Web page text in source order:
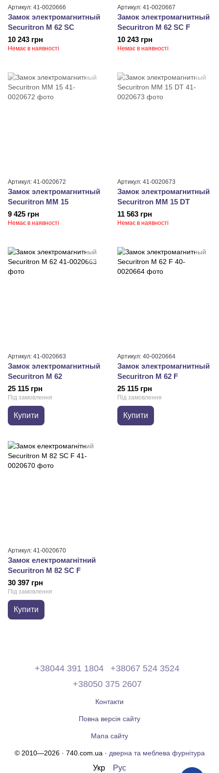
Артикул: 41-0020666
Замок электромагнитный
Securitron M 62 SC
10 243 грн
Немає в наявності
Артикул: 41-0020667
Замок электромагнитный
Securitron M 62 SC F
10 243 грн
Немає в наявності
Артикул: 41-0020672
Замок электромагнитный
Securitron MM 15
9 425 грн
Немає в наявності
Артикул: 41-0020673
Замок электромагнитный
Securitron MM 15 DT
11 563 грн
Немає в наявності
Артикул: 41-0020663
Замок электромагнитный
Securitron M 62
25 115 грн
Під замовлення
Купити
Артикул: 40-0020664
Замок электромагнитный
Securitron M 62 F
25 115 грн
Під замовлення
Купити
Артикул: 41-0020670
Замок електромагнітний
Securitron M 82 SC F
30 397 грн
Під замовлення
Купити
+38044 391 1804
+38067 524 3524
+38050 375 2607
Контакти
Повна версія сайту
Мапа сайту
© 2010—2026 · 740.com.ua · дверна та меблева фурнітура
Укр Рус